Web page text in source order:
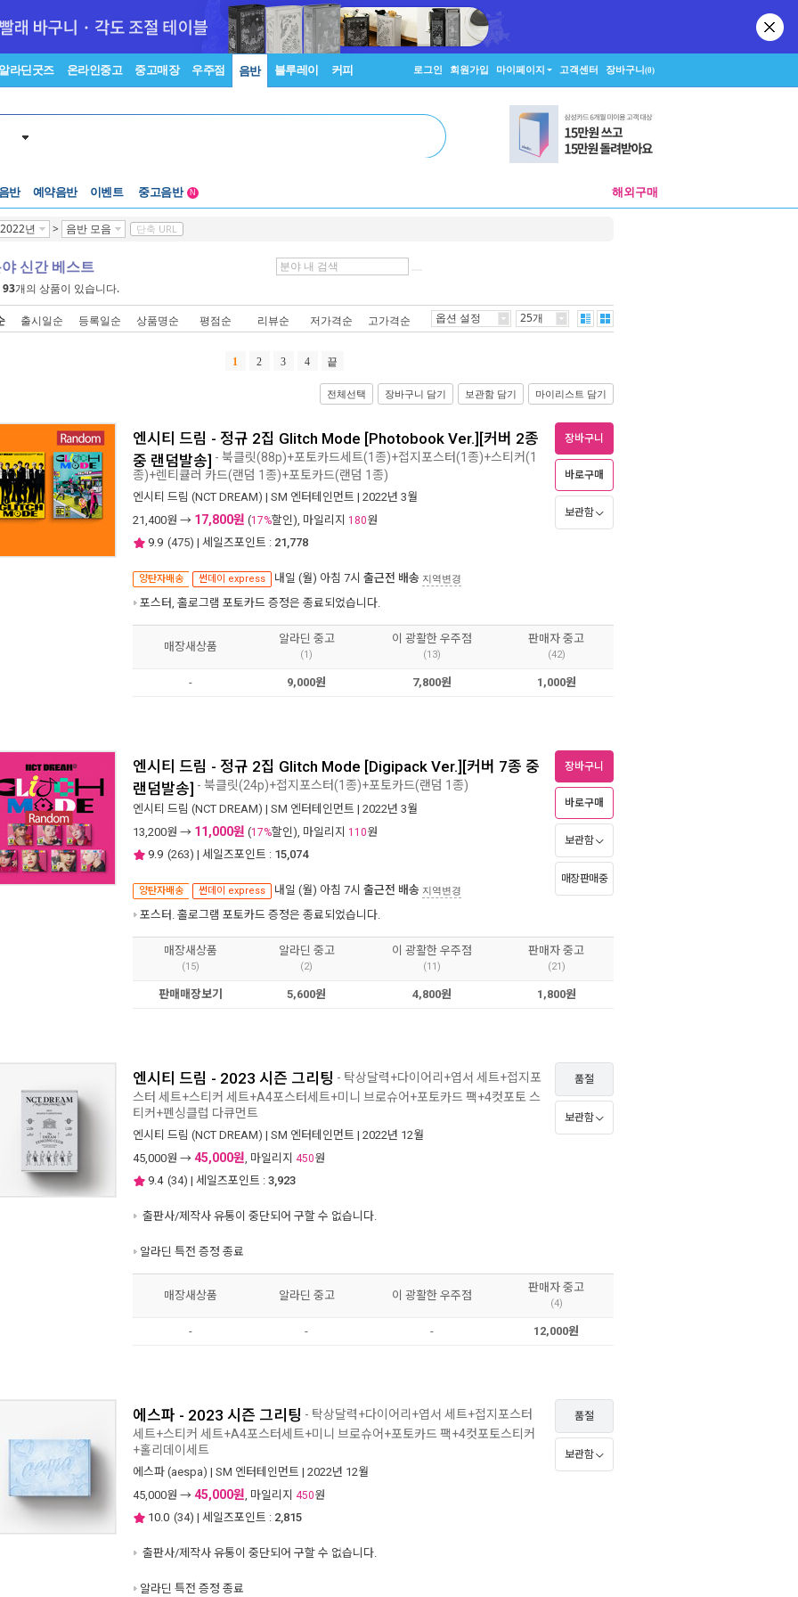
라딘굿즈 온라인중고 중고매장 우주점 음반 블루레이 커피 로그인 회원가입 마이페이지 고객센터 장바구니(0)
반 예약음반 이벤트
중고음반
중고음반
N 해외구매
2022년 > 음반 모음 단축 URL
신간 베스트
93개의 상품이 있습니다.
출시일순 등록일순 상품명순 평점순 리뷰순 저가격순 고가격순 옵션 설정 25개
1 2 3 4 끝
전체선택 장바구니 담기 보관함 담기 마이리스트 담기
엔시티 드림 - 정규 2집 Glitch Mode [Photobook Ver.][커버 2종
중 랜덤발송] - 북클릿(88p)+포토카드세트(1종)+접지포스터(1종)+스티커(1
종)+렌티큘러 카드(랜덤 1종)+포토카드(랜덤 1종)
엔시티 드림 (NCT DREAM) | SM 엔터테인먼트 | 2022년 3월
21,400원 → 17,800원 (17%할인), 마일리지 180원
9.9 (475) | 세일즈포인트 : 21,778
양탄자배송 썬데이 express 내일 (월) 아침 7시 출근전 배송 지역변경
포스터, 홀로그램 포토카드 증정은 종료되었습니다.
장바구니
바로구매
보관함
매장새상품
알라딘 중고
(1)
이 광활한 우주점
(13)
판매자 중고
(42)
- 9,000원 7,800원 1,000원
엔시티 드림 - 정규 2집 Glitch Mode [Digipack Ver.][커버 7종 중
랜덤발송] - 북클릿(24p)+접지포스터(1종)+포토카드(랜덤 1종)
엔시티 드림 (NCT DREAM) | SM 엔터테인먼트 | 2022년 3월
13,200원 → 11,000원 (17%할인), 마일리지 110원
9.9 (263) | 세일즈포인트 : 15,074
양탄자배송 썬데이 express 내일 (월) 아침 7시 출근전 배송 지역변경
포스터. 홀로그램 포토카드 증정은 종료되었습니다.
장바구니
바로구매
보관함
매장판매중
매장새상품
(15)
알라딘 중고
(2)
이 광활한 우주점
(11)
판매자 중고
(21)
판매매장보기 5,600원 4,800원 1,800원
엔시티 드림 - 2023 시즌 그리팅 - 탁상달력+다이어리+엽서 세트+접지포
스터 세트+스티커 세트+A4포스터세트+미니 브로슈어+포토카드 팩+4컷포토 스
티커+펜싱클럽 다큐먼트
엔시티 드림 (NCT DREAM) | SM 엔터테인먼트 | 2022년 12월
45,000원 → 45,000원, 마일리지 450원
9.4 (34) | 세일즈포인트 : 3,923
출판사/제작사 유통이 중단되어 구할 수 없습니다.
알라딘 특전 증정 종료
품절
보관함
매장새상품 알라딘 중고 이 광활한 우주점
판매자 중고
(4)
- - - 12,000원
에스파 - 2023 시즌 그리팅 - 탁상달력+다이어리+엽서 세트+접지포스터
세트+스티커 세트+A4포스터세트+미니 브로슈어+포토카드 팩+4컷포토스티커
+홀리데이세트
에스파 (aespa) | SM 엔터테인먼트 | 2022년 12월
45,000원 → 45,000원, 마일리지 450원
10.0 (34) | 세일즈포인트 : 2,815
출판사/제작사 유통이 중단되어 구할 수 없습니다.
알라딘 특전 증정 종료
품절
보관함